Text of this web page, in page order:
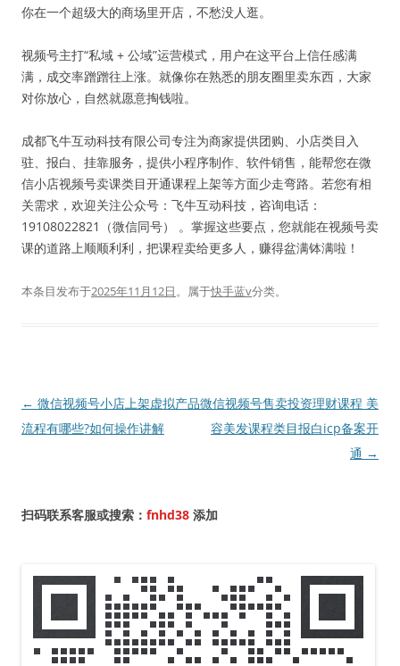
你在一个超级大的商场里开店，不愁没人逛。
视频号主打“私域 + 公域”运营模式，用户在这平台上信任感满
满，成交率蹭蹭往上涨。就像你在熟悉的朋友圈里卖东西，大家
对你放心，自然就愿意掏钱啦。
成都飞牛互动科技有限公司专注为商家提供团购、小店类目入
驻、报白、挂靠服务，提供小程序制作、软件销售，能帮您在微
信小店视频号卖课类目开通课程上架等方面少走弯路。若您有相
关需求，欢迎关注公众号：飞牛互动科技，咨询电话：
19108022821（微信同号） 。掌握这些要点，您就能在视频号卖
课的道路上顺顺利利，把课程卖给更多人，赚得盆满钵满啦！
本条目发布于2025年11月12日 。属于快手蓝v分类。
文
章
← 微信视频号小店上架虚拟产品
流程有哪些?如何操作讲解
微信视频号售卖投资理财课程 美
容美发课程类目报白icp备案开
通 →
扫码联系客服或搜索： fnhd38 添加